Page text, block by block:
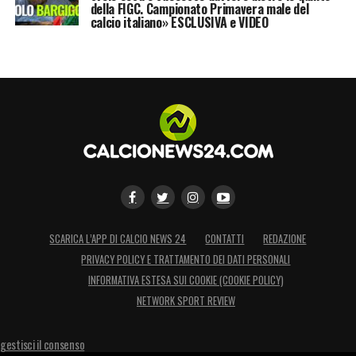
della FIGC. Campionato Primavera male del
calcio italiano» ESCLUSIVA e VIDEO
SCARICA L’APP DI CALCIO NEWS 24 CONTATTI
REDAZIONE
PRIVACY POLICY E TRATTAMENTO DEI DATI PERSONALI
INFORMATIVA ESTESA SUI COOKIE (COOKIE POLICY)
NETWORK SPORT REVIEW
gestisci il consenso